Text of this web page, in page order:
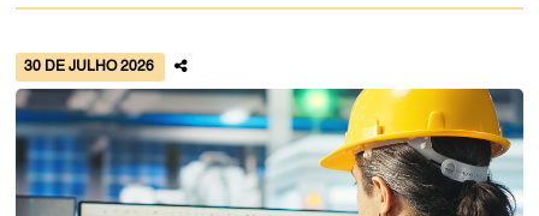
30 DE JULHO 2026